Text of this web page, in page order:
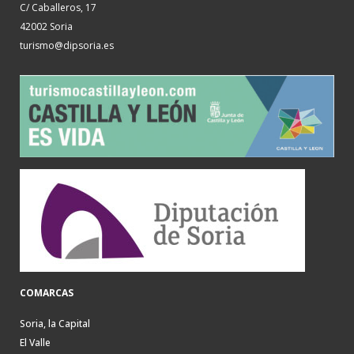
C/ Caballeros, 17
42002 Soria
turismo@dipsoria.es
COMARCAS
Soria, la Capital
El Valle